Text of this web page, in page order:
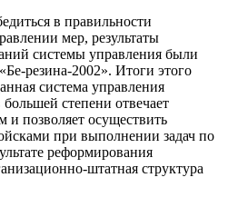
в правильности
мер, результаты
системы управления были
резина-2002». Итоги этого
система управления
степени отвечает
и позволяет осуществить
при выполнении задач по
реформирования
штатная структура